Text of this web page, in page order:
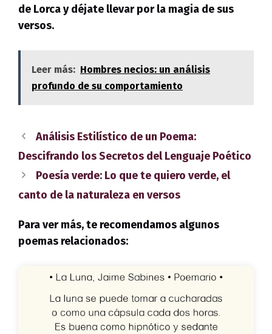
de Lorca y déjate llevar por la magia de sus
versos.
Leer más: Hombres necios: un análisis
profundo de su comportamiento
Análisis Estilístico de un Poema:
Descifrando los Secretos del Lenguaje Poético
Poesía verde: Lo que te quiero verde, el
canto de la naturaleza en versos
Para ver más, te recomendamos algunos
poemas relacionados: